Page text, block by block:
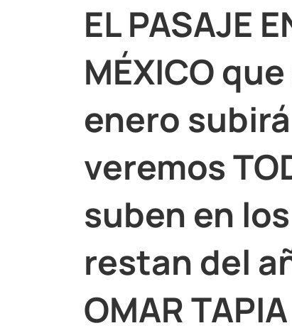
EL PASAJE
MÉXICO
enero subirá
veremos
suben en
restan del
OMAR